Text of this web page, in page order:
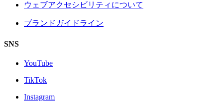
ウェブアクセシビリティについて
ブランドガイドライン
SNS
YouTube
TikTok
Instagram